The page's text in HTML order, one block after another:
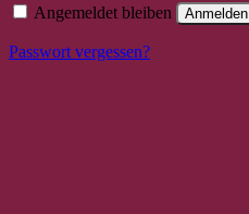
Angemeldet bleiben Anmelden
Passwort vergessen?